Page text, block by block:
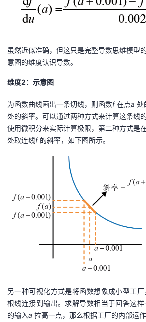
虽然近似准确，但这只是完整导数思维模型
意图的维度认识导数。
维度2：示意图
为函数曲线画出一条切线，则函数f在点a 处
处的斜率。可以通过两种方式来计算这条线
使用微积分来实际计算极限，第二种方式是
处取连线f 的斜率，如下图所示。
另一种可视化方式是将函数想象成小型工
根线连接到输出。求解导数相当于回答这
的输入a 拉高一点，那么根据工厂的内部运